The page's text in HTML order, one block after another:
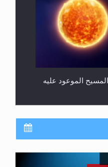
الموعود عليه